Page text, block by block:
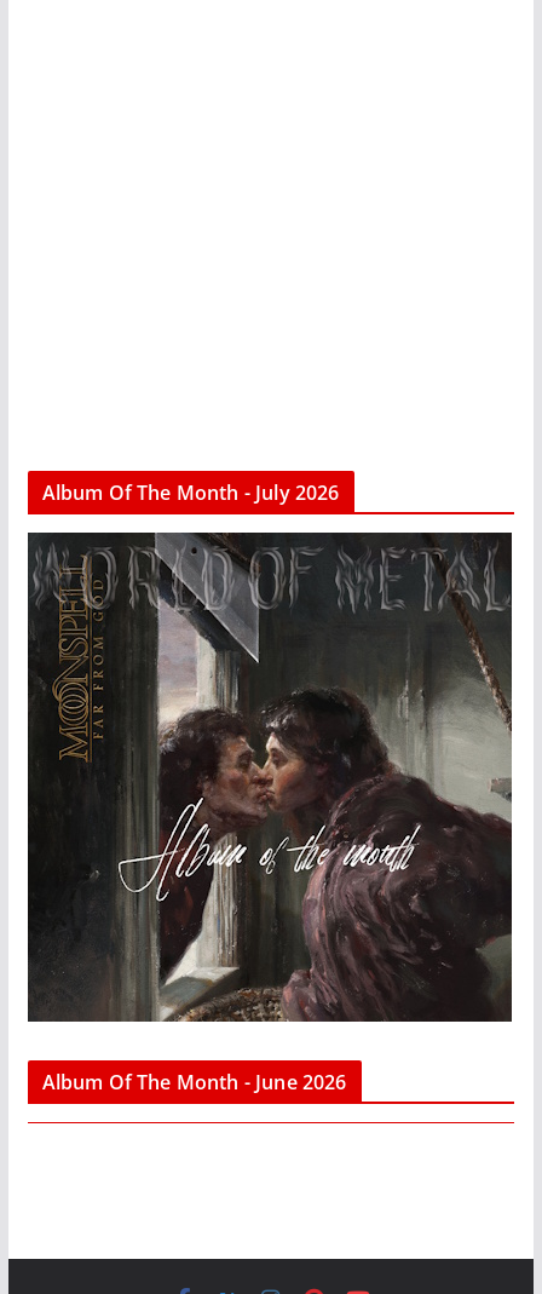
Album Of The Month - July 2026
Album Of The Month - June 2026